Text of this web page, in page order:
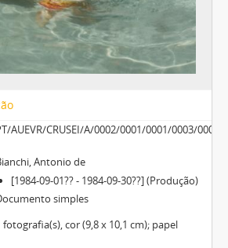
AUEVR/CRUSEI/A/0002/0001/0001/0003/0002
Antonio de
[1984-09-01?? - 1984-09-30??] (Produção)
simples
fotografia(s), cor (9,8 x 10,1 cm); papel